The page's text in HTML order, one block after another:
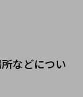
などについ